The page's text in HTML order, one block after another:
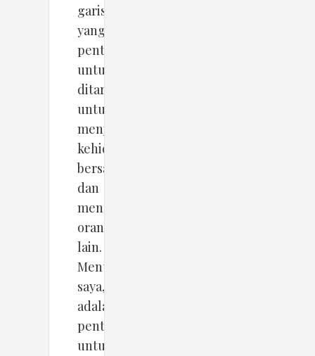
garis
yang
penting
untuk
ditarik;
untuk
menjaga
kehidupan
bersama
dan
menghormati
orang
lain.
Menurut
saya,
adalah
penting
untuk